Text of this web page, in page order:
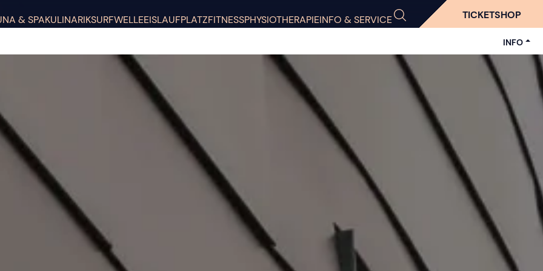
& SPAKULINARIKSURFWELLEEISLAUFPLATZFITNESSPHYSIOTHERAPIEINFO & SERVICE
INFO
TICKETSHOP